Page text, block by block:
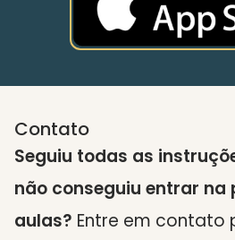
Contato
Seguiu todas as
não conseguiu entrar
aulas? Entre em contato